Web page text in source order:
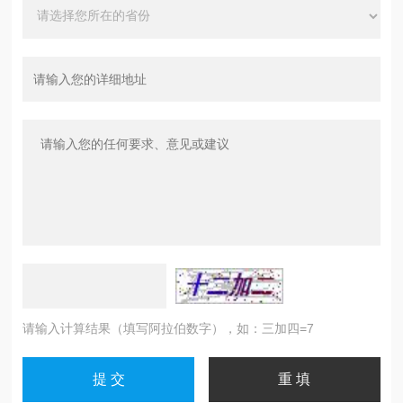
请输入计算结果（填写阿拉伯数字），如：三加四=7